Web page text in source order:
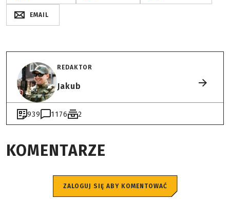
EMAIL
REDAKTOR
Jakub
939 1176 2
KOMENTARZE
ZALOGUJ SIĘ ABY KOMENTOWAĆ